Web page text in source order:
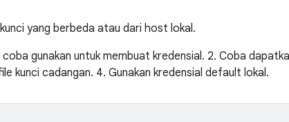
yang berbeda atau dari host lokal.
gunakan untuk membuat kredensial. 2. Coba
kunci cadangan. 4. Gunakan kredensial default lokal.